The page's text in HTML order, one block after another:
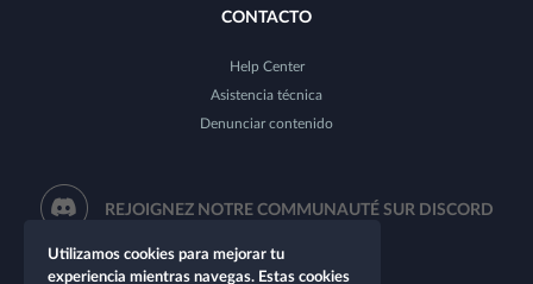
CONTACTO
Help Center
Asistencia técnica
Denunciar contenido
REJOIGNEZ NOTRE COMMUNAUTÉ SUR DISCORD
Utilizamos cookies para mejorar tu
experiencia mientras navegas. Estas cookies